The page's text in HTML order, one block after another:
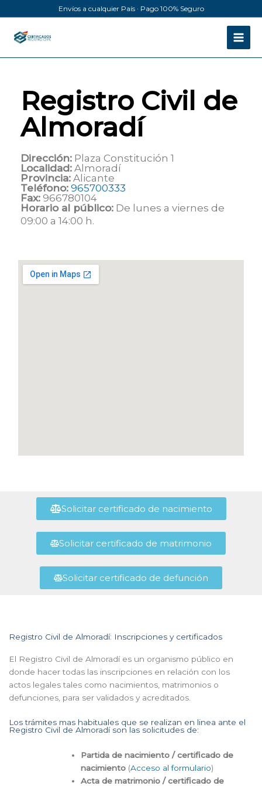
al
contenido
Envíos a cualquier País · Pago 100% Seguro
Registro Civil de
Almoradí
Dirección: Plaza Constitución 1
Localidad: Almoradí
Provincia: Alicante
Teléfono: 965700333
Fax: 966780104
Horario al público: De lunes a viernes de
09:00 a 14:00 h.
Solicitar certificado de nacimiento
Solicitar certificado de matrimonio
Solicitar certificado de defunción
Registro Civil de Almoradí: Inscripciones y certificados
El Registro Civil de Almoradí es un organismo público en
donde hacer todas las inscripciones en relación con los
actos legales tales como nacimientos, matrimonios o
defunciones, para ser validados y acreditados.
Los trámites mas habituales que se realizan en linea ante el
Registro Civil de Almoradí son las solicitudes de:
Partida de nacimiento / certificado de
nacimiento (Acceso al formulario)
Acta de matrimonio / certificado de